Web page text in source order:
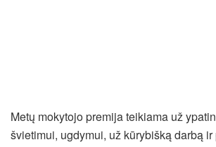
Metų mokytojo premija teikiama už
švietimui, ugdymui, už kūrybišką darbą ir